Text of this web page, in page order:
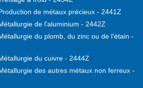
de métaux précieux - 2441Z
de l'aluminium - 2442Z
du plomb, du zinc ou de l'étain -
du cuivre - 2444Z
des autres métaux non ferreux -